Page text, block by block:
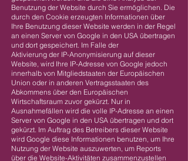
Benutzung der Website durch Sie ermöglichen. Die
durch den Cookie erzeugten Informationen über
Ihre Benutzung dieser Website werden in der Regel
an einen Server von Google in den USA übertragen
und dort gespeichert. Im Falle der
Aktivierung der IP-Anonymisierung auf dieser
Website, wird Ihre IP-Adresse von Google jedoch
innerhalb von Mitgliedstaaten der Europäischen
Union oder in anderen Vertragsstaaten des
Abkommens über den Europäischen
Wirtschaftsraum zuvor gekürzt. Nur in
Ausnahmefällen wird die volle IP-Adresse an einen
Server von Google in den USA übertragen und dort
gekürzt. Im Auftrag des Betreibers dieser Website
wird Google diese Informationen benutzen, um Ihre
Nutzung der Website auszuwerten, um Reports
über die Website-Aktivitäten zusammenzustellen